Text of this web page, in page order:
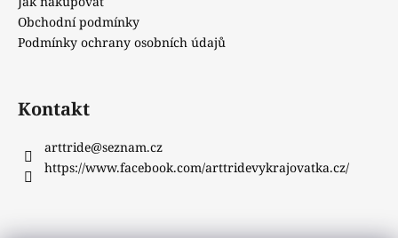
Obchodní podmínky
Podmínky ochrany osobních údajů
Kontakt
arttride@seznam.cz
https://www.facebook.com/arttridevykrajovatka.cz/